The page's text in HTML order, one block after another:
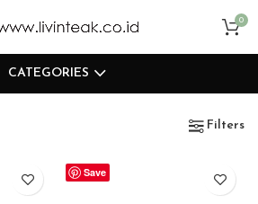
0
CATEGORIES
Filters
Save